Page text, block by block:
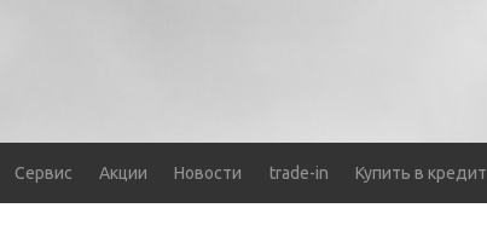
Сервис Акции Новости trade-in Купить в кредит